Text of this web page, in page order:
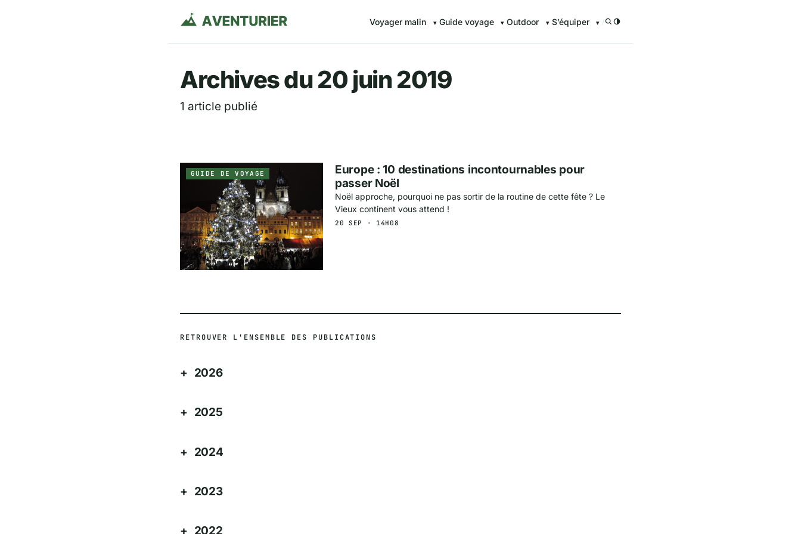
Aventurier.fr — Voyager malin avec Aventurier.FR grâce à nos
Voyager malin Guide voyage Outdoor S’équiper /
Archives du 20 juin 2019
1 article publié
GUIDE DE VOYAGE
Europe : 10 destinations incontournables pour
passer Noël
Noël approche, pourquoi ne pas sortir de la routine de cette fête ? Le
Vieux continent vous attend !
20 SEP · 14H08
RETROUVER L'ENSEMBLE DES PUBLICATIONS
2026
2025
2024
2023
2022